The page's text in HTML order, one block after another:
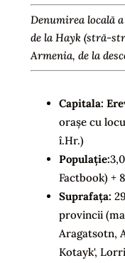
Denumirea locală
de la Hayk (stră-
Armenia, de la
Capitala:
orașe cu
î.Hr.)
Populație:
Factbook) +
Suprafața:
provincii
Aragatsotn,
Kotayk',